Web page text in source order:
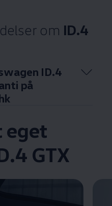
om ID.4
ID.4
på
eget
GTX